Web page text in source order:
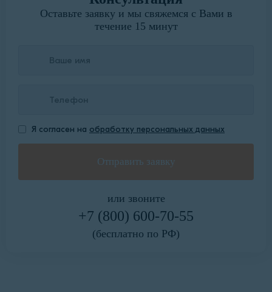
Оставьте заявку и мы свяжемся с Вами в
течение 15 минут
Я согласен на обработку персональных данных
или звоните
+7 (800) 600-70-55
(бесплатно по РФ)